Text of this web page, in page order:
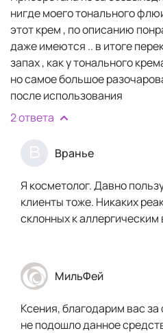
нигде моего тонального
этот крем , по описанию
даже имеются .. в итоге
запах , как у тонального
но самое большое
после использования
2 ответа
Вранье
Я косметолог. Давно
клиенты тоже. Никаких
склонных к
МильФей
Ксения, благодарим вас
не подошло данное